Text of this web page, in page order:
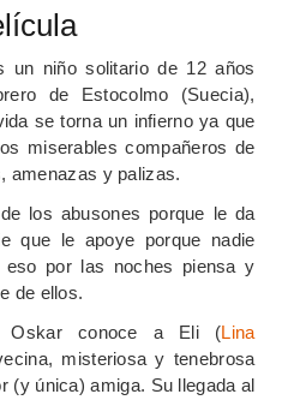
un niño solitario de 12 años
de Estocolmo (Suecia),
se torna un infierno ya que
miserables compañeros de
amenazas y palizas.
los abusones porque le da
que le apoye porque nadie
por las noches piensa y
de ellos.
Oskar conoce a Eli (Lina
misteriosa y tenebrosa
(y única) amiga. Su llegada al